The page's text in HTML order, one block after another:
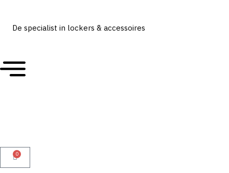
De specialist in lockers & accessoires
0